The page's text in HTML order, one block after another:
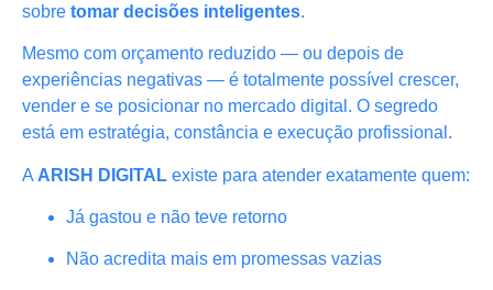
sobre tomar decisões inteligentes.
Mesmo com orçamento reduzido — ou depois de
experiências negativas — é totalmente possível crescer,
vender e se posicionar no mercado digital. O segredo
está em estratégia, constância e execução profissional.
A ARISH DIGITAL existe para atender exatamente quem:
Já gastou e não teve retorno
Não acredita mais em promessas vazias